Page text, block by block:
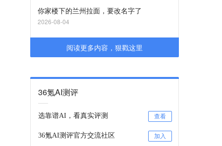
你家楼下的兰州拉面，要改名字了
2026-08-04
阅读更多内容，狠戳这里
36氪AI测评
选靠谱AI，看真实评测 查看
36氪AI测评官方交流社区 加入